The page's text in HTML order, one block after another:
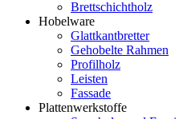
Brettschichtholz
Hobelware
Glattkantbretter
Gehobelte Rahmen
Profilholz
Leisten
Fassade
Plattenwerkstoffe